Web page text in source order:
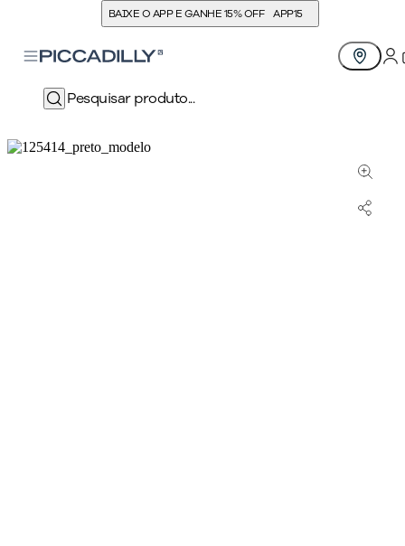
BAIXE O APP E GANHE 15% OFF APP15